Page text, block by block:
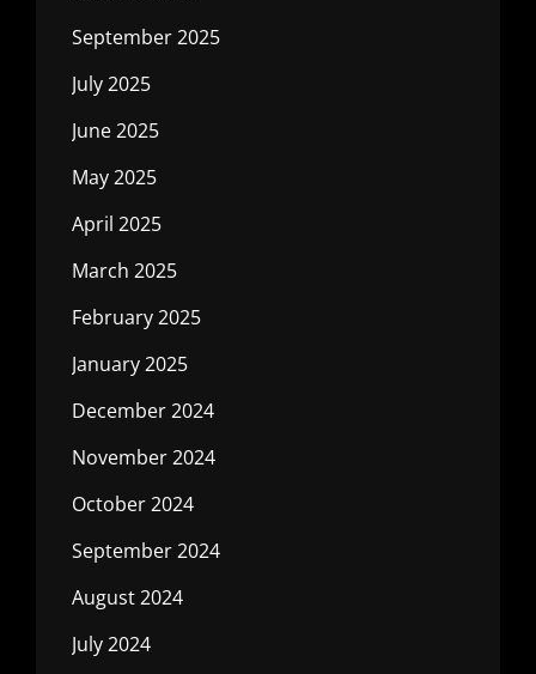
September 2025
July 2025
June 2025
May 2025
April 2025
March 2025
February 2025
January 2025
December 2024
November 2024
October 2024
September 2024
August 2024
July 2024